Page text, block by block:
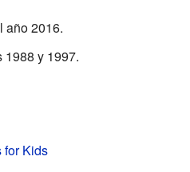
año 2016.
1988 y 1997.
for Kids